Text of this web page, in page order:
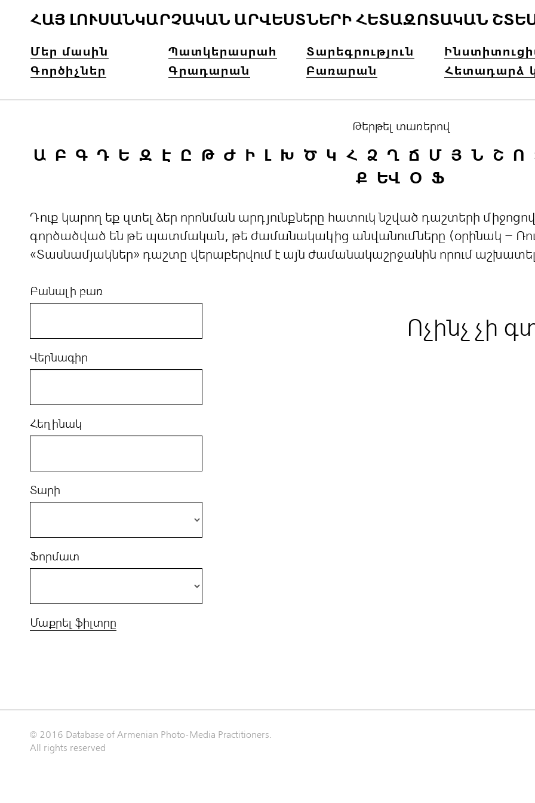
ՀԱՅ ԼՈՒՍԱՆԿԱՐՉԱԿԱՆ ԱՐՎԵՍՏՆԵՐԻ ՀԵՏԱԶՈՏԱԿԱՆ
Մեր մասին Պատկերասրահ Տարեգրություն
Գործիչներ
Գրադարան Բառարան Հետադարձ
Թերթել տառերով
Ա Բ Գ Դ Ե Զ Է Ը Թ Ժ Ի Լ Խ Ծ Կ Հ Ձ Ղ Ճ Մ Յ Ն Շ Ո
Ք ԵՎ Օ Ֆ
Դուք կարող եք զտել ձեր որոնման արդյունքները հատուկ նշված դաշտերի
գործածված են թե պատմական, թե ժամանակակից անվանումները (օրինակ –
«Տասնամյակներ» դաշտը վերաբերվում է այն ժամանակաշրջանին որում
Բանալի բառ
Վերնագիր
Հեղինակ
Տարի
Ֆորմատ
Մաքրել ֆիլտրը
Ոչինչ չի
© 2016 Database of Armenian Photo-Media Practitioners.
All rights reserved